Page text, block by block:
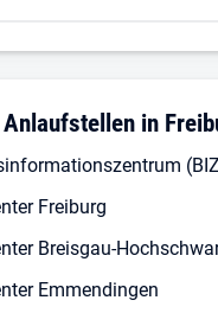
in
Freiburg
Breisgau-
Emmendingen